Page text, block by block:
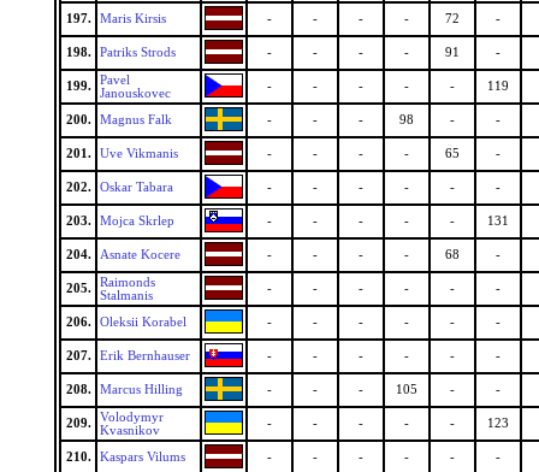
197. Maris Kirsis - - - - 72 -
198. Patriks Strods - - - - 91 -
199.
Pavel
Janouskovec
- - - - - 119
200. Magnus Falk - - - 98 - -
201. Uve Vikmanis - - - - 65 -
202. Oskar Tabara - - - - - -
203. Mojca Skrlep - - - - - 131
204. Asnate Kocere - - - - 68 -
205.
Raimonds
Stalmanis
- - - - - -
206. Oleksii Korabel - - - - - -
207. Erik Bernhauser - - - - - -
208. Marcus Hilling - - - 105 - -
209.
Volodymyr
Kvasnikov
- - - - - 123
210. Kaspars Vilums - - - - - -